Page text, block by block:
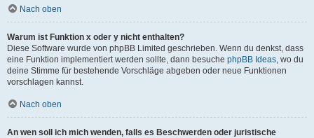
Nach oben
Warum ist Funktion x oder y nicht enthalten?
Diese Software wurde von phpBB Limited geschrieben. Wenn du denkst, dass
eine Funktion implementiert werden sollte, dann besuche phpBB Ideas, wo du
deine Stimme für bestehende Vorschläge abgeben oder neue Funktionen
vorschlagen kannst.
Nach oben
An wen soll ich mich wenden, falls es Beschwerden oder juristische